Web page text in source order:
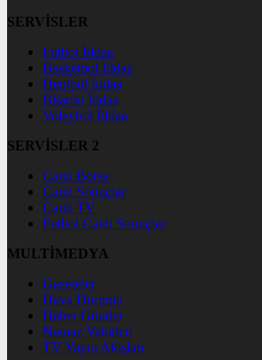
SERVİSLER
Futbol İddaa
Basketbol İddaa
Hentbol İddaa
Bilardo İddaa
Voleybol İddaa
SERVİSLER 2
Canlı Borsa
Canlı Sonuçlar
Canlı TV
Futbol Canlı Sonuçlar
MULTİMEDYA
Gazeteler
Hava Durumu
Haber Gönder
Namaz Vakitleri
TV Yayın Akışları